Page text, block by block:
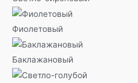
Фиолетовый
Баклажановый